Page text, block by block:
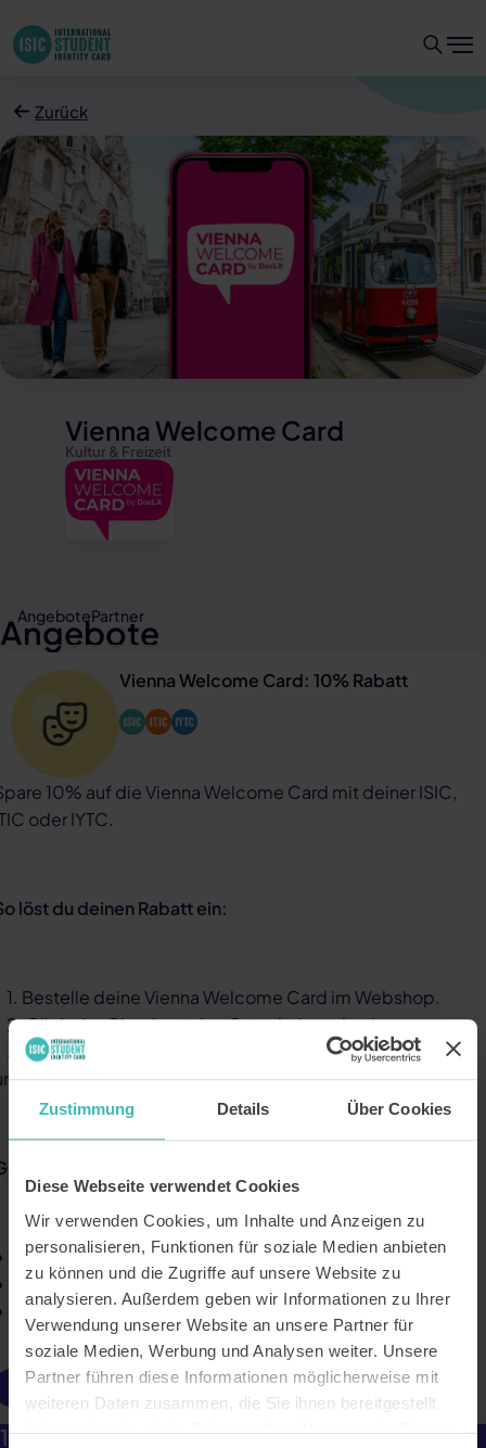
Zustimmung Details Über Cookies
Diese Webseite verwendet Cookies
Wir verwenden Cookies, um Inhalte und Anzeigen zu
personalisieren, Funktionen für soziale Medien anbieten
zu können und die Zugriffe auf unsere Website zu
analysieren. Außerdem geben wir Informationen zu Ihrer
Verwendung unserer Website an unsere Partner für
soziale Medien, Werbung und Analysen weiter. Unsere
Partner führen diese Informationen möglicherweise mit
weiteren Daten zusammen, die Sie ihnen bereitgestellt
haben oder die sie im Rahmen Ihrer Nutzung der Dienste
Zurück
Kultur & Freizeit
Vienna Welcome Card
AngebotePartner
Angebote
Vienna Welcome Card: 10% Rabatt
10% auf die Vienna Welcome Card mit deiner ISIC,
oder IYTC.
löst du deinen Rabatt ein:
Bestelle deine Vienna Welcome Card im Webshop.
Gib beim Checkout den Gutscheincode ein
Spare 10 % auf alle Varianten – 24h, 48h, 72h, 7 Tage
ToGo!
Nicht kombinierbar mit anderen Aktionen
Gültig bis auf Widerruf
10 % Rabatt gelten nicht auf Add-ons (CAT – City Airport
Train und Big Bus)
Online benutzen
10% Rabatt auf deine City Card.